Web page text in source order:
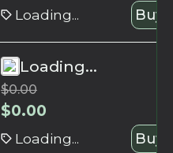
Loading... Buy
Loading...
$0.00
$0.00
Loading... Buy